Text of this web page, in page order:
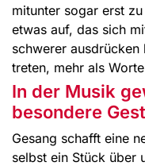
mitunter sogar erst
etwas auf, das sich
schwerer ausdrücken
treten, mehr als
In der Musik
besondere
Gesang schafft eine
selbst ein Stück über